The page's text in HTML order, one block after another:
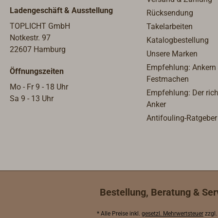
Raster, die Schlitten haben
federbelastete Stopper.
Ladengeschäft & Ausstellung
TOPLICHT GmbH
Notkestr. 97
22607 Hamburg
Öffnungszeiten
Mo - Fr 9 - 18 Uhr
Sa 9 - 13 Uhr
Rücksendung
Takelarbeiten
Katalogbestellung
Unsere Marken
Empfehlung: Ankern
Festmachen
Empfehlung: Der
Anker
Antifouling-Ratgeber
Bestellung, Beratung &
* Alle Preise inkl. gesetzl. Mehrwertsteuer zzgl.